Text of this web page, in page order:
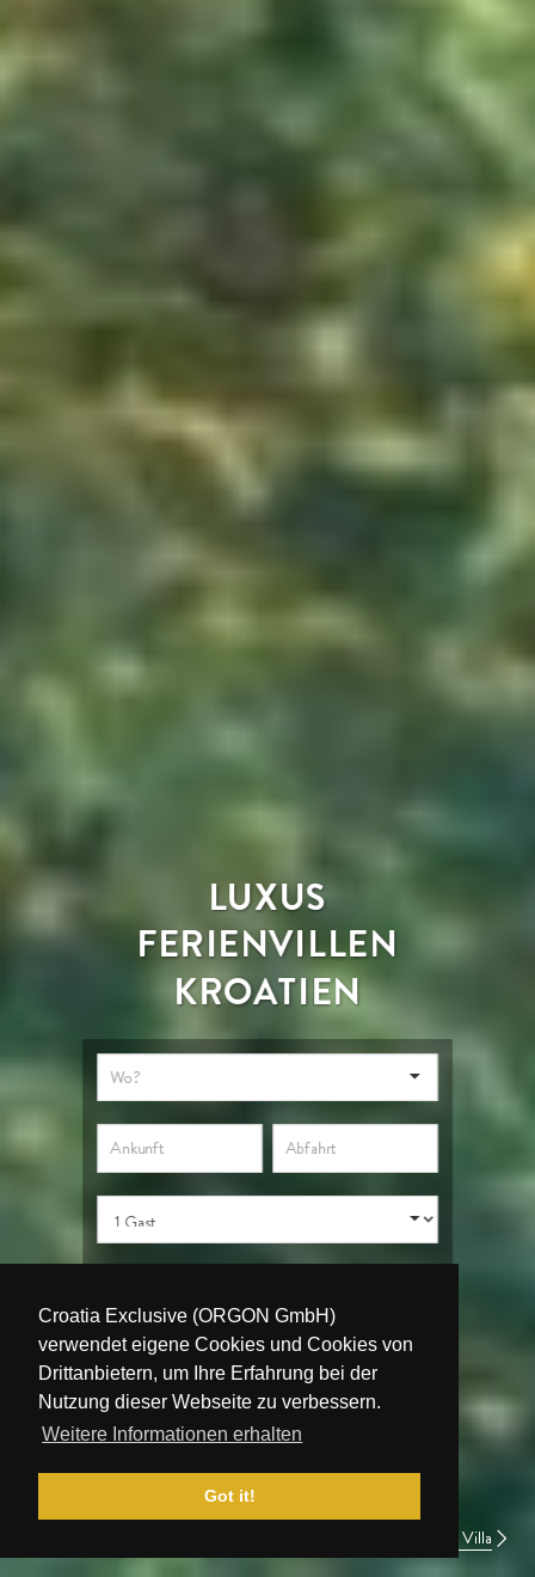
Croatia Exclusive (ORGON GmbH)
verwendet eigene Cookies und Cookies von
Drittanbietern, um Ihre Erfahrung bei der
Nutzung dieser Webseite zu verbessern.
Weitere Informationen erhalten
Got it!
White Sparkle Brac mit beheiztem Pool, Fitnessraum, Sauna Villa
LUXUS
FERIENVILLEN
KROATIEN
Ferienvillen
in Dubrovnik
Ferienvillen
in Split
Ferienvillen
auf Brac
Ferienvillen
auf Korcula